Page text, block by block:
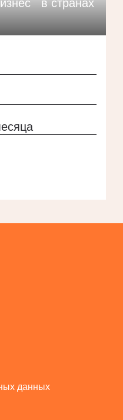
в странах
данных